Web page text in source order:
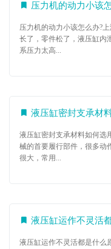
压力机的动力小该
压力机的动力小该怎么办?
长了，零件松了，液压缸内
系压力太高...
液压缸密封支承材
液压缸密封支承材料如何选
械的首要履行部件，很多动
很大，常用...
液压缸运作不灵活
液压缸运作不灵活都是什么